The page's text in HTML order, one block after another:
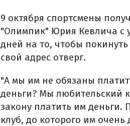
9 октября спортсмены
"Олимпик" Юрия Кевлича с
дней на то, чтобы
свой адрес отверг.
"А мы им не обязаны
деньги? Мы любительский
закону платить им
клуб, до которого им